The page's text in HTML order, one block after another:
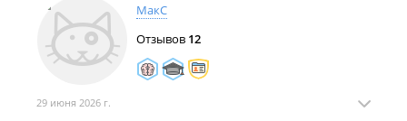
МакС
Отзывов 12
29 июня 2026 г.